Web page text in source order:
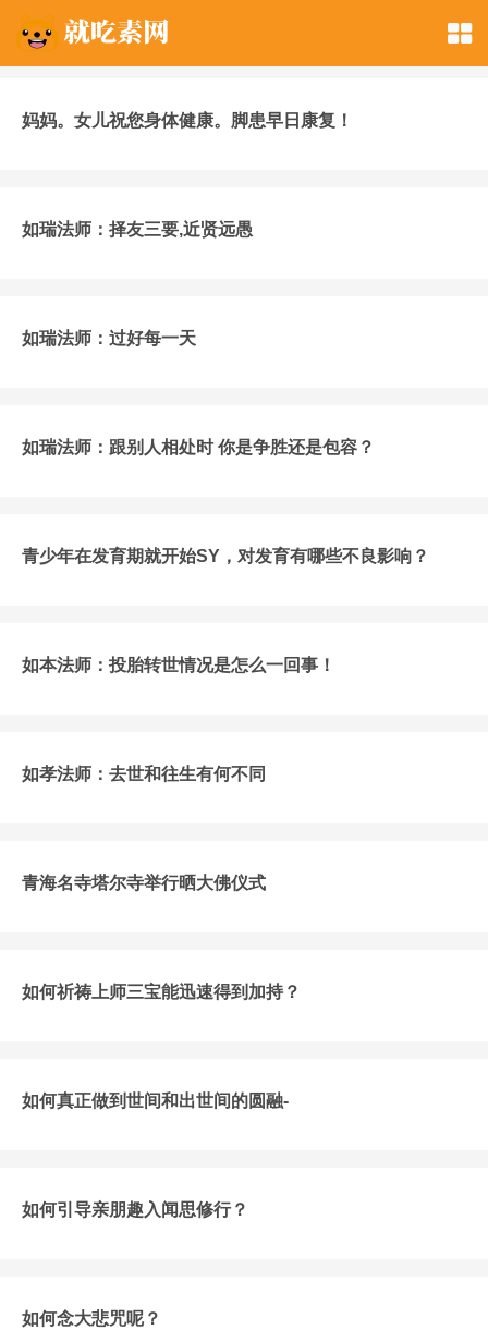
妈妈。女儿祝您身体健康。脚患早日康复！
如瑞法师：择友三要,近贤远愚
如瑞法师：过好每一天
如瑞法师：跟别人相处时 你是争胜还是包容？
青少年在发育期就开始SY，对发育有哪些不良影响？
如本法师：投胎转世情况是怎么一回事！
如孝法师：去世和往生有何不同
青海名寺塔尔寺举行晒大佛仪式
如何祈祷上师三宝能迅速得到加持？
如何真正做到世间和出世间的圆融-
如何引导亲朋趣入闻思修行？
如何念大悲咒呢？